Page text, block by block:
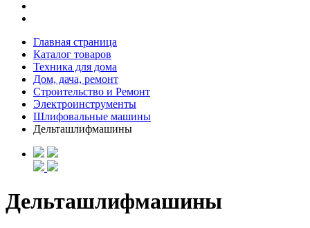
Главная страница
Каталог товаров
Техника для дома
Дом, дача, ремонт
Строительство и Ремонт
Электроинструменты
Шлифовальные машины
Дельташлифмашины
Дельташлифмашины